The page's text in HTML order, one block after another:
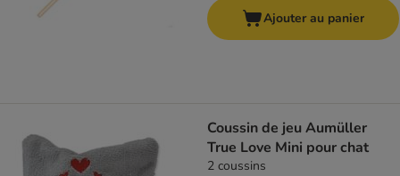
Ajouter au panier
Coussin de jeu Aumüller
True Love Mini pour chat
2 coussins